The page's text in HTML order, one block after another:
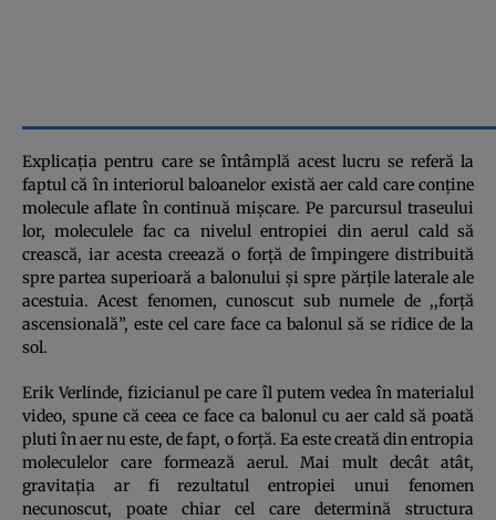
Explicaţia pentru care se întâmplă acest lucru se referă la
faptul că în interiorul baloanelor există aer cald care conţine
molecule aflate în continuă mişcare. Pe parcursul traseului
lor, moleculele fac ca nivelul entropiei din aerul cald să
crească, iar acesta creează o forţă de împingere distribuită
spre partea superioară a balonului şi spre părţile laterale ale
acestuia. Acest fenomen, cunoscut sub numele de ,,forţă
ascensională”, este cel care face ca balonul să se ridice de la
sol.
Erik Verlinde, fizicianul pe care îl putem vedea în materialul
video, spune că ceea ce face ca balonul cu aer cald să poată
pluti în aer nu este, de fapt, o forţă. Ea este creată din entropia
moleculelor care formează aerul. Mai mult decât atât,
gravitaţia ar fi rezultatul entropiei unui fenomen
necunoscut, poate chiar cel care determină structura